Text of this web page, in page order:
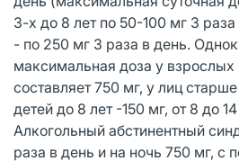
3-х до 8 лет по 50-100 мг 3 раза
- по 250 мг 3 раза в день.
максимальная доза у взрослых
составляет 750 мг, у лиц
детей до 8 лет -150 мг, от 8 до
Алкогольный абстинентный
раза в день и на ночь 750 мг, с